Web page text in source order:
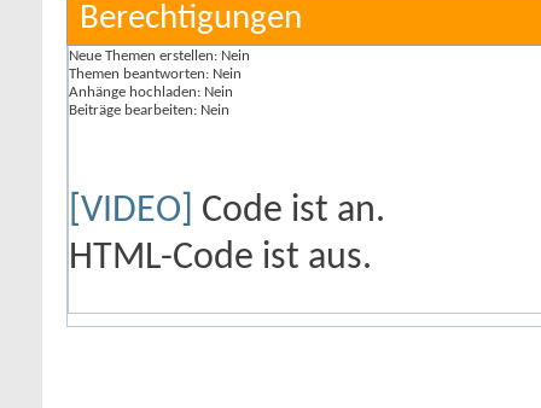
Berechtigungen
Neue Themen erstellen: Nein
Themen beantworten: Nein
Anhänge hochladen: Nein
Beiträge bearbeiten: Nein
[VIDEO] Code ist an.
HTML-Code ist aus.